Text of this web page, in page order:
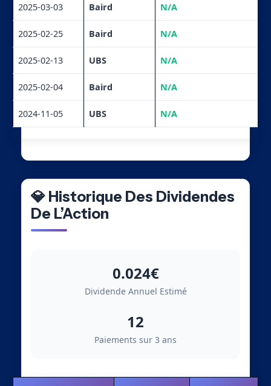
2025-03-03 Baird N/A
2025-02-25 Baird N/A
2025-02-13 UBS N/A
2025-02-04 Baird N/A
2024-11-05 UBS N/A
💎 Historique Des Dividendes
De L’Action
0.024€
Dividende Annuel Estimé
12
Paiements sur 3 ans